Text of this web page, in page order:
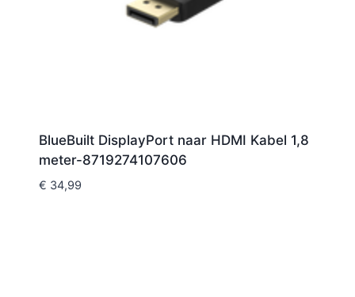
BlueBuilt DisplayPort naar HDMI Kabel 1,8
meter-8719274107606
€ 34,99